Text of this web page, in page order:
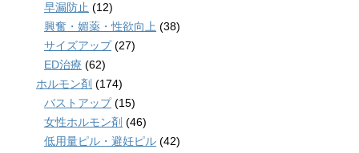
早漏防止 (12)
興奮・媚薬・性欲向上 (38)
サイズアップ(27)
ED治療 (62)
ホルモン剤 (174)
バストアップ(15)
女性ホルモン剤 (46)
低用量ピル・避妊ピル (42)